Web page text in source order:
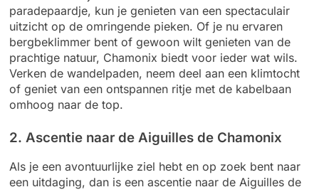
paradepaardje, kun je genieten van een spectaculair
uitzicht op de omringende pieken. Of je nu ervaren
bergbeklimmer bent of gewoon wilt genieten van de
prachtige natuur, Chamonix biedt voor ieder wat wils.
Verken de wandelpaden, neem deel aan een klimtocht
of geniet van een ontspannen ritje met de kabelbaan
omhoog naar de top.
2. Ascentie naar de Aiguilles de Chamonix
Als je een avontuurlijke ziel hebt en op zoek bent naar
een uitdaging, dan is een ascentie naar de Aiguilles de